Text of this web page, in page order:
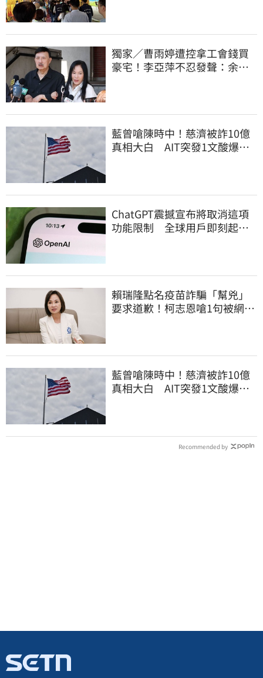
獨家／曹雨婷遭控拿工會錢買
豪宅！李亞萍不忍發聲：余天
藍曾嗆陳時中！慈濟被詐10億
真相大白 AIT突發1文酸爆…
ChatGPT震撼宣布將取消這項
功能限制 全球用戶即刻起
賴瑞隆點名疫苗詐騙「幫兇」
要求道歉！柯志恩嗆1句被網罵
藍曾嗆陳時中！慈濟被詐10億
真相大白 AIT突發1文酸爆…
Recommended by